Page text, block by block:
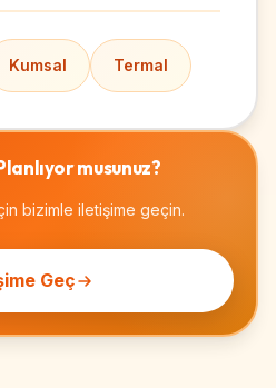
Kumsal Termal
musunuz?
bizimle iletişime geçin.
Geç